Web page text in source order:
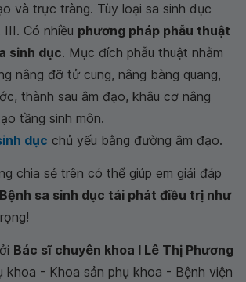
và trực tràng. Tùy loại sa sinh dục
Có nhiều phương pháp phẫu thuật
sinh dục. Mục đích phẫu thuật nhằm
nâng đỡ tử cung, nâng bàng quang,
thành sau âm đạo, khâu cơ nâng
tầng sinh môn.
dục chủ yếu bằng đường âm đạo.
chia sẻ trên có thể giúp em giải đáp
Bệnh sa sinh dục tái phát điều trị như
Bác sĩ chuyên khoa I Lê Thị Phương
khoa - Khoa sản phụ khoa - Bệnh viện